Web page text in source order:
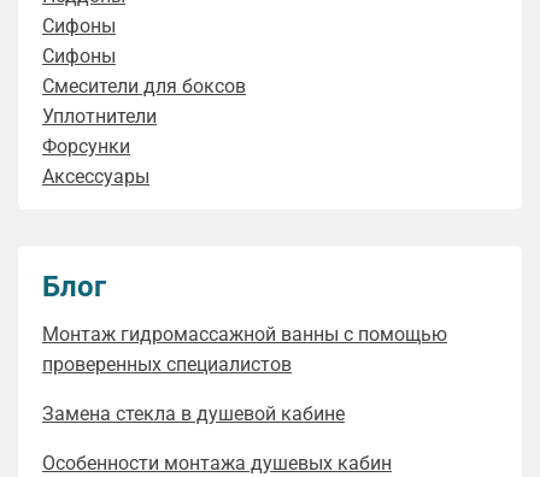
Сифоны
Сифоны
Смесители для боксов
Уплотнители
Форсунки
Аксессуары
Блог
Монтаж гидромассажной ванны с помощью
проверенных специалистов
Замена стекла в душевой кабине
Особенности монтажа душевых кабин